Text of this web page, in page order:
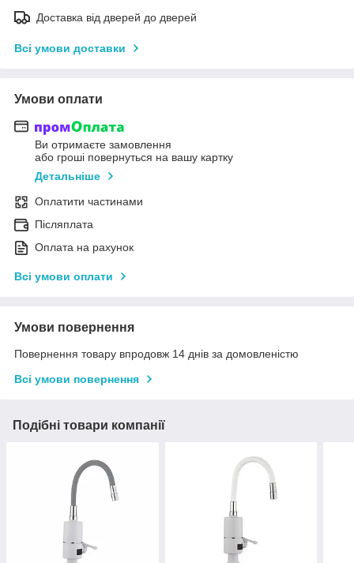
Доставка від дверей до дверей
Всі умови доставки
Умови оплати
Ви отримаєте замовлення
або гроші повернуться на вашу картку
Детальніше
Оплатити частинами
Післяплата
Оплата на рахунок
Всі умови оплати
Умови повернення
Повернення товару впродовж 14 днів за домовленістю
Всі умови повернення
Подібні товари компанії